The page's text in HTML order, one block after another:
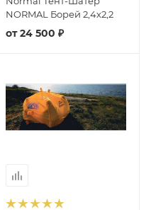
NORMAL Борей 2,4х2,2
от24 500 ₽